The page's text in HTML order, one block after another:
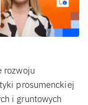
rozwoju
prosumenckiej
i gruntowych